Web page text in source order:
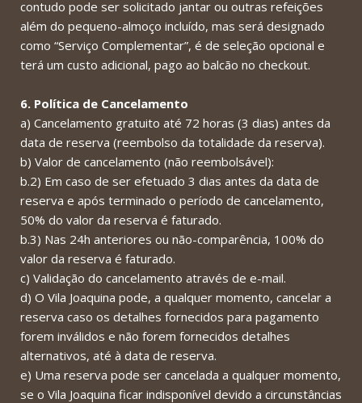
contudo pode ser solicitado jantar ou outras refeições
além do pequeno-almoço incluído, mas será designado
como “Serviço Complementar”, é de seleção opcional e
terá um custo adicional, pago ao balcão no checkout.
6. Política de Cancelamento
a) Cancelamento gratuito até 72 horas (3 dias) antes da
data de reserva (reembolso da totalidade da reserva).
b) Valor de cancelamento (não reembolsável):
b.2) Em caso de ser efetuado 3 dias antes da data de
reserva e após terminado o período de cancelamento,
50% do valor da reserva é faturado.
b.3) Nas 24h anteriores ou não-comparência, 100% do
valor da reserva é faturado.
c) Validação do cancelamento através de e-mail.
d) O Vila Joaquina pode, a qualquer momento, cancelar a
reserva caso os detalhes fornecidos para pagamento
forem inválidos e não forem fornecidos detalhes
alternativos, até à data de reserva.
e) Uma reserva pode ser cancelada a qualquer momento,
se o Vila Joaquina ficar indisponível devido a circunstâncias